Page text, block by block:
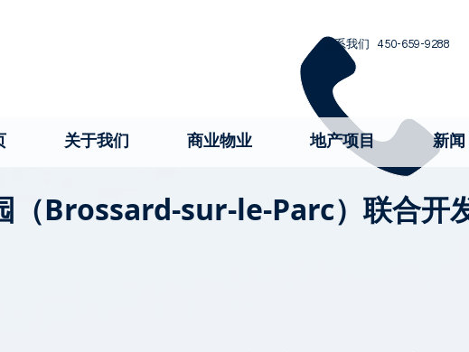
联系我们 450-659-9288
（Brossard-sur-le-Parc）联合开
关于我们 商业物业 地产项目 新闻